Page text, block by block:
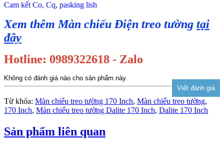
Cam kết Co, Cq, pasking lish
Xem thêm Màn chiếu Điện treo tường tại
đây
Hotline: 0989322618 - Zalo
Không có đánh giá nào cho sản phẩm này.
Từ khóa: Màn chiếu treo tường 170 Inch, Màn chiếu treo tường,
170 Inch, Màn chiếu treo tường Dalite 170 Inch, Dalite 170 Inch
Sản phẩm liên quan